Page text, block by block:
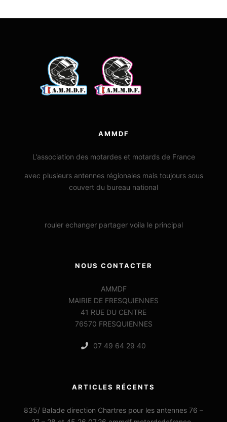
AMMDF
L’association des motardes et motards de France
avec plusieurs antennes régionales mais toujours sous
couvert du bureau national
rouler echanger partager voila le principal
NOUS CONTACTER
AMMDF
MAIRIE DE FRESQUIENNES
41 RUE DU CENTRE
76570 FRESQUIENNES
07 49 64 29 40
ARTICLES RÉCENTS
835/ Balade direction Chartres pour les antennes 76 –